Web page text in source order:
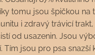
tomu jsou špičkou na
i zdravý trávicí
od usazenin. Jsou
Tím jsou pro psa snazší